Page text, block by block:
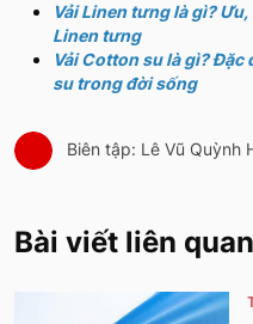
Vải Linen tưng là gì?
Linen tưng
Vải Cotton su là gì?
su trong đời sống
Biên tập: Lê Vũ Quỳnh
Bài viết liên quan